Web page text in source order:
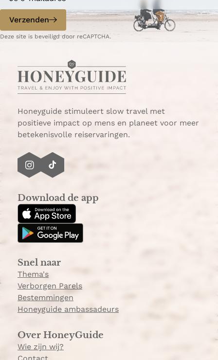
Verzenden
Deze site is beveiligd door reCAPTCHA.
Honeyguide stimuleert slow travel met
positieve impact op mens en planeet voor meer
betekenisvolle reiservaringen.
I
t
a
g
m
T
T
o
k
Download de app
Snel naar
Thema's
Verborgen Parels
Bestemmingen
Honeyguide ambassadeurs
Over HoneyGuide
Wie zijn wij?
Contact